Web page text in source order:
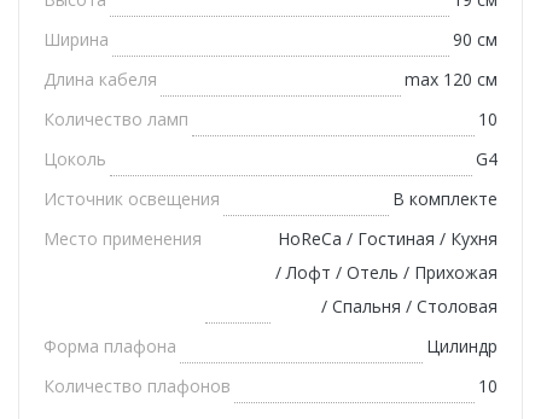
Ширина
90 см
Длина кабеля
max 120 см
Количество ламп
10
Цоколь
G4
Источник освещения
В комплекте
Место применения
HoReCa / Гостиная / Кухня
/ Лофт / Отель / Прихожая
/ Спальня / Столовая
Форма плафона
Цилиндр
Количество плафонов
10